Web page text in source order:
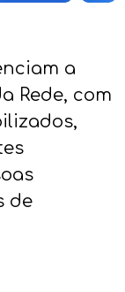
a
Rede, com
de